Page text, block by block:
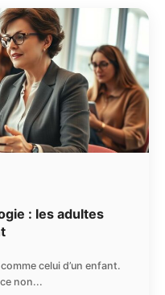
: les adultes
celui d’un enfant.
non...